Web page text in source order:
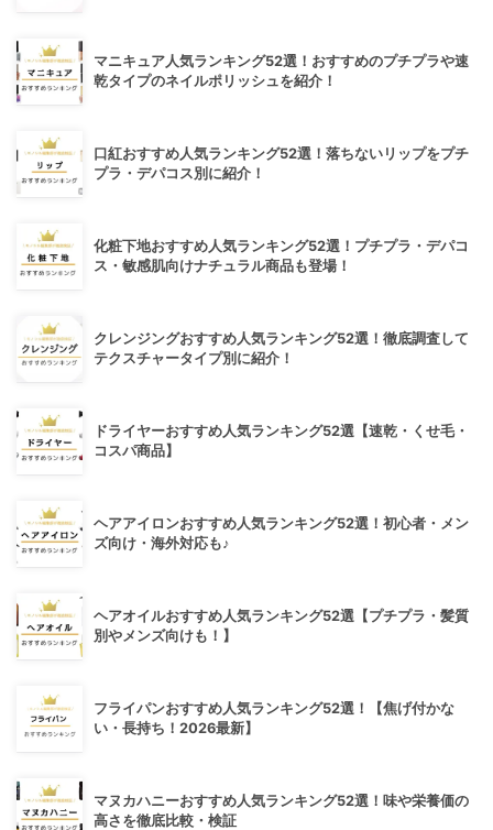
マニキュア人気ランキング52選！おすすめのプチプラや速
乾タイプのネイルポリッシュを紹介！
口紅おすすめ人気ランキング52選！落ちないリップをプチ
プラ・デパコス別に紹介！
化粧下地おすすめ人気ランキング52選！プチプラ・デパコ
ス・敏感肌向けナチュラル商品も登場！
クレンジングおすすめ人気ランキング52選！徹底調査して
テクスチャータイプ別に紹介！
ドライヤーおすすめ人気ランキング52選【速乾・くせ毛・
コスパ商品】
ヘアアイロンおすすめ人気ランキング52選！初心者・メン
ズ向け・海外対応も♪
ヘアオイルおすすめ人気ランキング52選【プチプラ・髪質
別やメンズ向けも！】
フライパンおすすめ人気ランキング52選！【焦げ付かな
い・長持ち！2026最新】
マヌカハニーおすすめ人気ランキング52選！味や栄養価の
高さを徹底比較・検証